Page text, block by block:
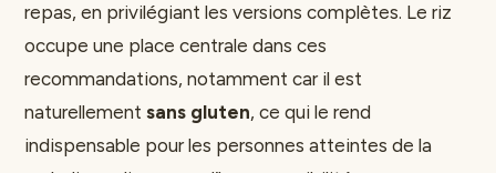
repas, en privilégiant les versions complètes. Le riz
occupe une place centrale dans ces
recommandations, notamment car il est
naturellement sans gluten, ce qui le rend
indispensable pour les personnes atteintes de la